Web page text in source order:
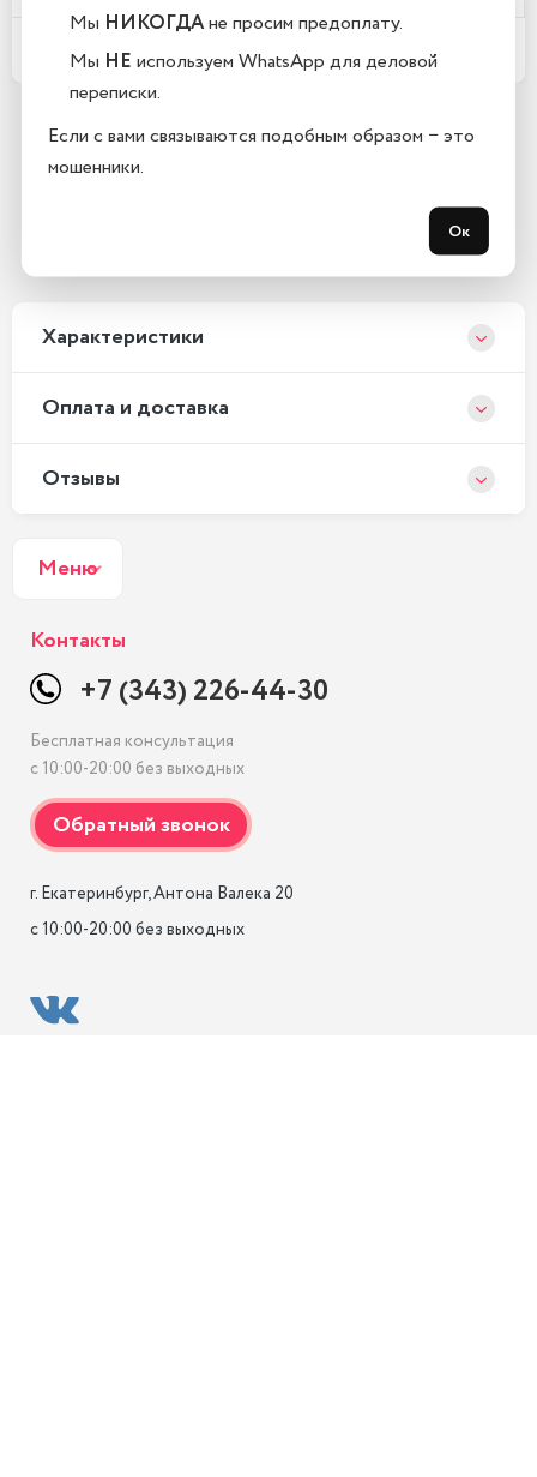
Какой срок гарантии?
Остались вопросы?
Xарактеристики
Оплата и доставка
Отзывы
Меню
Контакты
+7 (343) 226-44-30
Бесплатная консультация
с 10:00-20:00 без выходных
г. Екатеринбург, Антона Валека 20
с 10:00-20:00 без выходных
Мы НИКОГДАне просим предоплату.
Мы НЕ используем WhatsApp для деловой
переписки.
Если с вами связываются подобным образом − это
мошенники.
Ок